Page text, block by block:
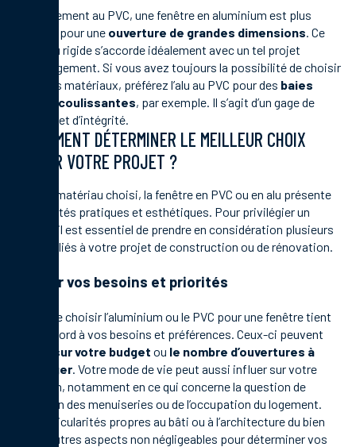
Contrairement au PVC, une fenêtre en aluminium est plus
indiquée pour une ouverture de grandes dimensions. Ce
matériau rigide s’accorde idéalement avec un tel projet
d’aménagement. Si vous avez toujours la possibilité de choisir
entre ces matériaux, préférez l’alu au PVC pour des baies
vitrées coulissantes, par exemple. Il s’agit d’un gage de
sécurité et d’intégrité.
COMMENT DÉTERMINER LE MEILLEUR CHOIX
POUR VOTRE PROJET ?
Selon le matériau choisi, la fenêtre en PVC ou en alu présente
des qualités pratiques et esthétiques. Pour privilégier un
modèle, il est essentiel de prendre en considération plusieurs
aspects liés à votre projet de construction ou de rénovation.
Évaluer vos besoins et priorités
Le fait de choisir l’aluminium ou le PVC pour une fenêtre tient
tout d’abord à vos besoins et préférences. Ceux-ci peuvent
porter sur votre budget ou le nombre d’ouvertures à
aménager. Votre mode de vie peut aussi influer sur votre
sélection, notamment en ce qui concerne la question de
l’entretien des menuiseries ou de l’occupation du logement.
Les particularités propres au bâti ou à l’architecture du bien
sont d’autres aspects non négligeables pour déterminer vos